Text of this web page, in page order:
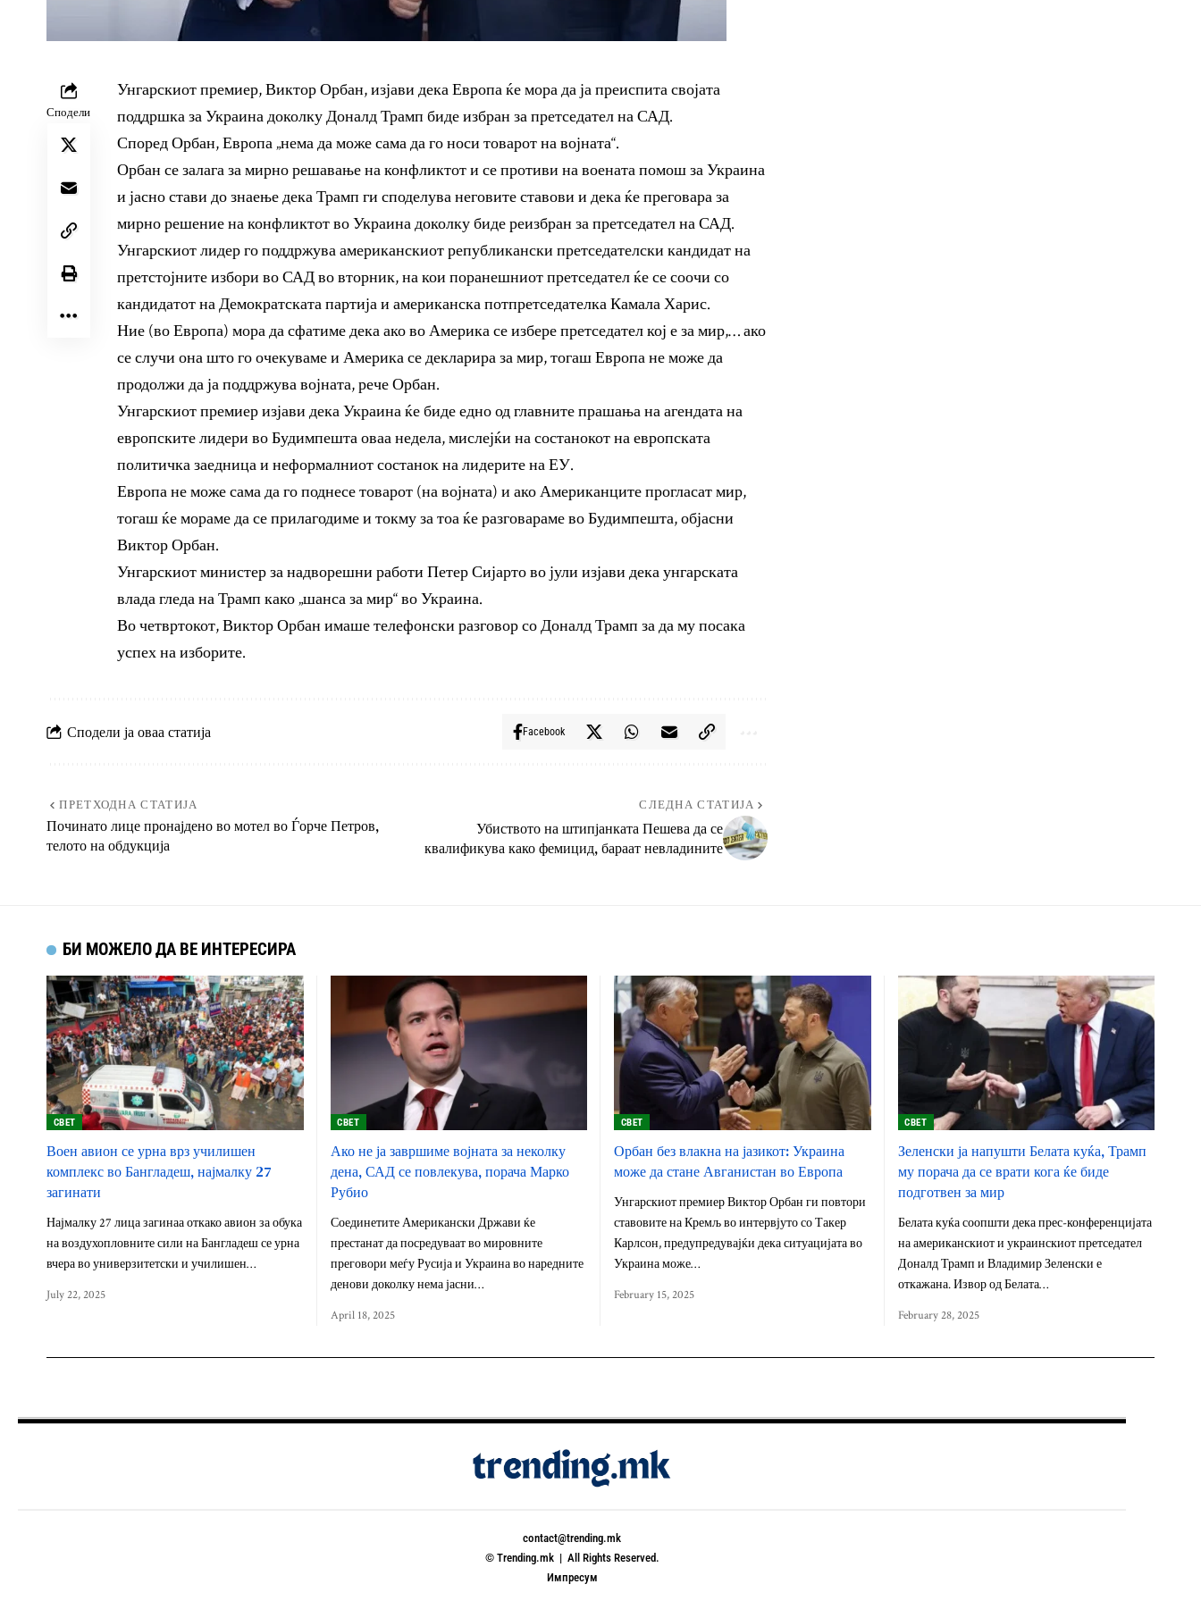
Сподели
Унгарскиот премиер, Виктор Орбан, изјави дека Европа ќе мора да ја преиспита својата
поддршка за Украина доколку Доналд Трамп биде избран за претседател на САД.
Според Орбан, Европа „нема да може сама да го носи товарот на војната“.
Орбан се залага за мирно решавање на конфликтот и се противи на воената помош за Украина
и јасно стави до знаење дека Трамп ги споделува неговите ставови и дека ќе преговара за
мирно решение на конфликтот во Украина доколку биде реизбран за претседател на САД.
Унгарскиот лидер го поддржува американскиот републикански претседателски кандидат на
претстојните избори во САД во вторник, на кои поранешниот претседател ќе се соочи со
кандидатот на Демократската партија и американска потпретседателка Камала Харис.
Ние (во Европа) мора да сфатиме дека ако во Америка се избере претседател кој е за мир,… ако
се случи она што го очекуваме и Америка се декларира за мир, тогаш Европа не може да
продолжи да ја поддржува војната, рече Орбан.
Унгарскиот премиер изјави дека Украина ќе биде едно од главните прашања на агендата на
европските лидери во Будимпешта оваа недела, мислејќи на состанокот на европската
политичка заедница и неформалниот состанок на лидерите на ЕУ.
Европа не може сама да го поднесе товарот (на војната) и ако Американците прогласат мир,
тогаш ќе мораме да се прилагодиме и токму за тоа ќе разговараме во Будимпешта, објасни
Виктор Орбан.
Унгарскиот министер за надворешни работи Петер Сијарто во јули изјави дека унгарската
влада гледа на Трамп како „шанса за мир“ во Украина.
Во четвртокот, Виктор Орбан имаше телефонски разговор со Доналд Трамп за да му посака
успех на изборите.
Сподели ја оваа статија Facebook
ПРЕТХОДНА СТАТИЈА
Починато лице пронајдено во мотел во Ѓорче Петров,
телото на обдукција
СЛЕДНА СТАТИЈА
Убиството на штипјанката Пешева да се
квалификува како фемицид, бараат невладините
БИ МОЖЕЛО ДА ВЕ ИНТЕРЕСИРА
СВЕТ
Воен авион се урна врз училишен
комплекс во Бангладеш, најмалку 27
загинати
Најмалку 27 лица загинаа откако авион за обука
на воздухопловните сили на Бангладеш се урна
вчера во универзитетски и училишен…
July 22, 2025
СВЕТ
Ако не ја завршиме војната за неколку
дена, САД се повлекува, порача Марко
Рубио
Соединетите Американски Држави ќе
престанат да посредуваат во мировните
преговори меѓу Русија и Украина во наредните
денови доколку нема јасни…
April 18, 2025
СВЕТ
Орбан без влакна на јазикот: Украина
може да стане Авганистан во Европа
Унгарскиот премиер Виктор Орбан ги повтори
ставовите на Кремљ во интервјуто со Такер
Карлсон, предупредувајќи дека ситуацијата во
Украина може…
February 15, 2025
СВЕТ
Зеленски ја напушти Белата куќа, Трамп
му порача да се врати кога ќе биде
подготвен за мир
Белата куќа соопшти дека прес-конференцијата
на американскиот и украинскиот претседател
Доналд Трамп и Владимир Зеленски е
откажана. Извор од Белата…
February 28, 2025
contact@trending.mk
© Trending.mk | All Rights Reserved.
Импресум